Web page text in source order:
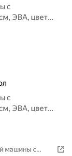
с
ЭВА, цвет
с
ЭВА, цвет
машины с